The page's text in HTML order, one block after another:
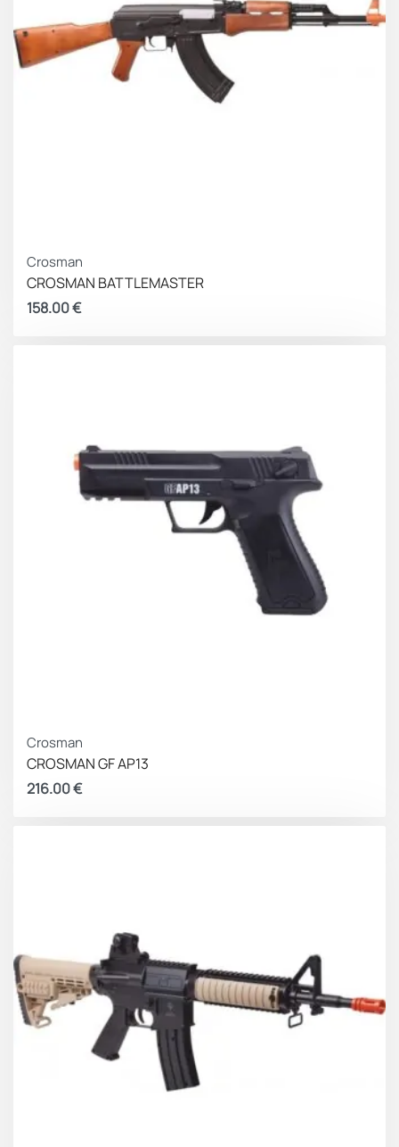
Crosman
CROSMAN BATTLEMASTER
158.00€
Crosman
CROSMAN GF AP13
216.00€